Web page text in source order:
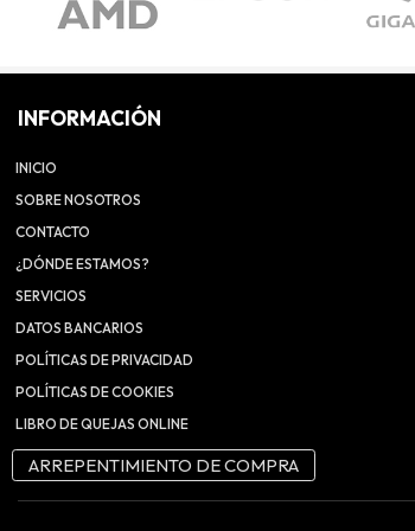
INFORMACIÓN
INICIO
SOBRE NOSOTROS
CONTACTO
¿DÓNDE ESTAMOS?
SERVICIOS
DATOS BANCARIOS
POLÍTICAS DE PRIVACIDAD
POLÍTICAS DE COOKIES
LIBRO DE QUEJAS ONLINE
ARREPENTIMIENTO DE COMPRA